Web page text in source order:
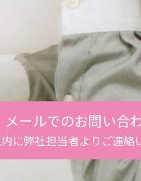
メールでのお問い合
に弊社担当者よりご連絡